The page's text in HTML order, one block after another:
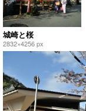
城崎と桜
2832×4256 px